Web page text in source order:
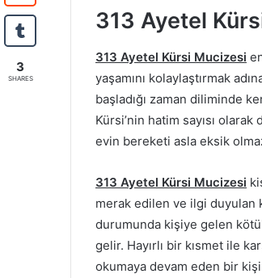
313 Ayetel
313 Ayetel Kürsi Mucizesi
yaşamını kolaylaştırmak
başladığı zaman diliminde
Kürsi’nin hatim sayısı
evin bereketi asla eksik
313 Ayetel Kürsi Mucizesi
merak edilen ve ilgi duyulan
durumunda kişiye gelen
gelir. Hayırlı bir kısmet ile
okumaya devam eden bir
3
SHARES